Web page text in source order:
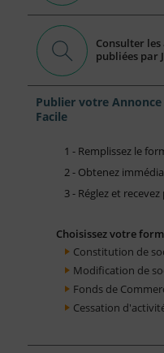
Consulter
publiées par
Publier votre
Facile
1 - Remplissez le
2 - Obtenez
3 - Réglez et
Choisissez votre
Constitution de
Modification de
Fonds de
Cessation